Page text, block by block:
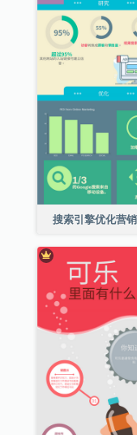
搜索引擎优化营销